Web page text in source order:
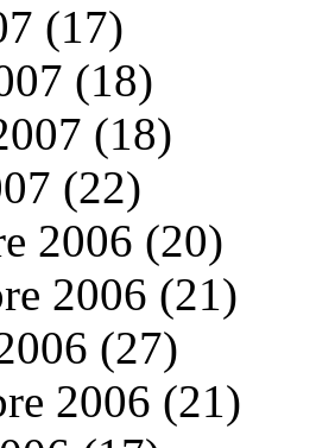
(17)
(18)
(18)
(22)
2006 (20)
2006 (21)
(27)
2006 (21)